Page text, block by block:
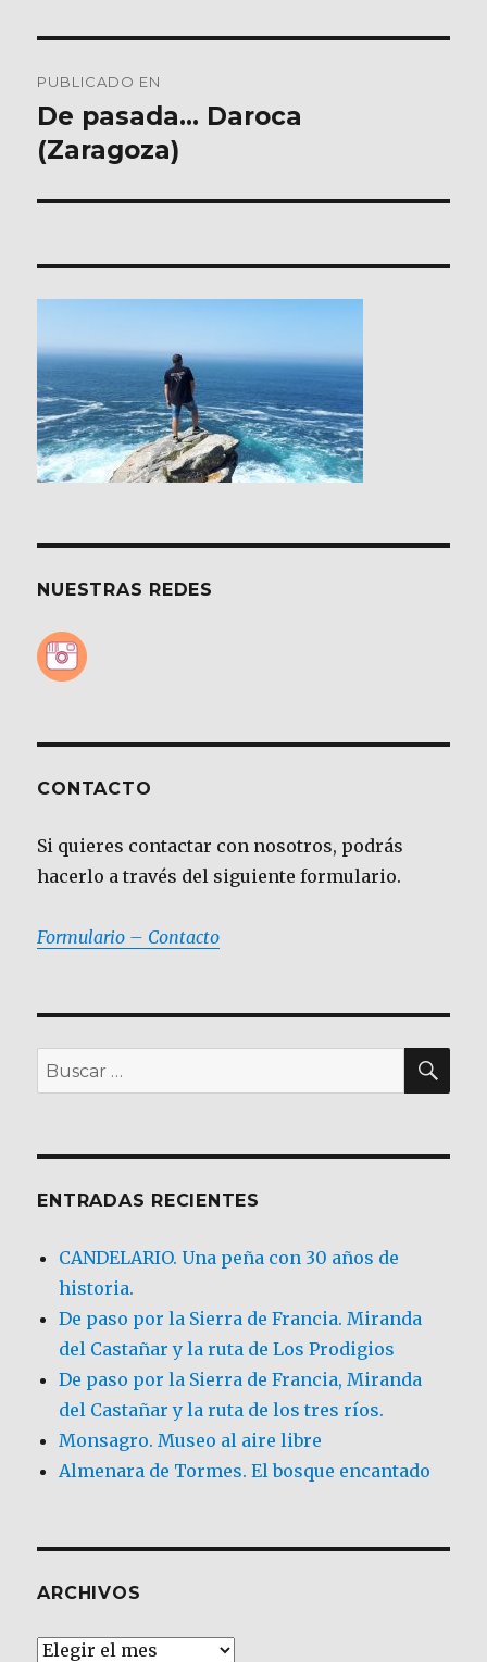
de
entradas
PUBLICADO EN
De pasada… Daroca
(Zaragoza)
NUESTRAS REDES
CONTACTO
Si quieres contactar con nosotros, podrás
hacerlo a través del siguiente formulario.
Formulario – Contacto
Buscar
por:
ENTRADAS RECIENTES
CANDELARIO. Una peña con 30 años de
historia.
De paso por la Sierra de Francia. Miranda
del Castañar y la ruta de Los Prodigios
De paso por la Sierra de Francia, Miranda
del Castañar y la ruta de los tres ríos.
Monsagro. Museo al aire libre
Almenara de Tormes. El bosque encantado
ARCHIVOS
Archivos